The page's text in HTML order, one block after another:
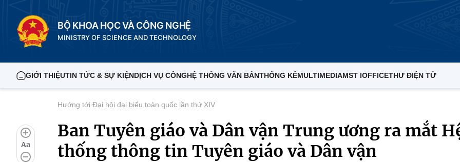
BỘ KHOA HỌC VÀ CÔNG NGHỆ
MINISTRY OF SCIENCE AND TECHNOLOGY
GIỚI THIỆUTIN TỨC & SỰ KIỆNDỊCH VỤ CÔNGHỆ THỐNG VĂN BẢNTHỐNG KÊMULTIMEDIAMST IOFFICETHƯ ĐIỆN TỬ
Aa
Hướng tới Đại hội đại biểu toàn quốc lần thứ XIV
Ban Tuyên giáo và Dân vận Trung ương ra mắt
thống thông tin Tuyên giáo và Dân vận